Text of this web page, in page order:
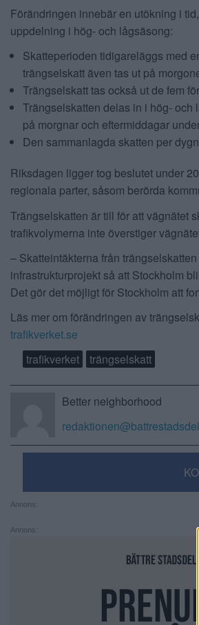
Förändringen innebär en utökning i
uppdelning i hög- och lågsäsong:
Skatteperioden tidigareläggs med
trängselskatt även tas ut på
Trängselskatt tas också ut de fem
Trängselskatten delas in i hög-
på morgnar och eftermiddagar
Den sammanlagda skatten per
Riksdagen ligger tog beslutet under
regionala parter, såsom berörda
Trängselskatten är till för att vägnätet
trafikvolymerna inte överstiger
– Skatteintäkterna från
infrastrukturprojekt så att Stockholm
Det gör det möjligt för Stockholm att
Läs mer om förändringen av
trafikverket.se
trafikverket
trängselskatt
Better neighborhood
Annons:
Annons: